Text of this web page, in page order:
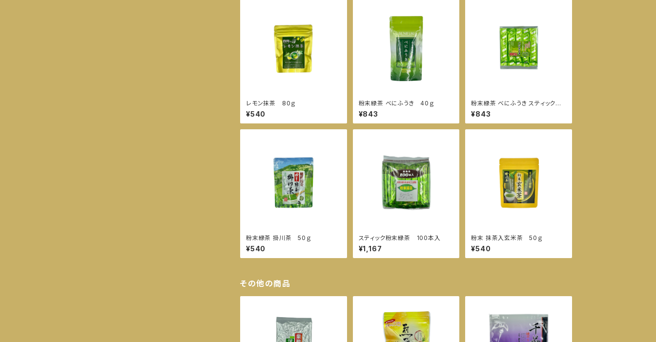
レモン抹茶 80ｇ
¥540
粉末緑茶 べにふうき 40ｇ
¥843
粉末緑茶 べにふうき スティック 2
1本入
¥843
粉末緑茶 掛川茶 50ｇ
¥540
スティック粉末緑茶 100本入
¥1,167
粉末 抹茶入玄米茶 50ｇ
¥540
その他の商品